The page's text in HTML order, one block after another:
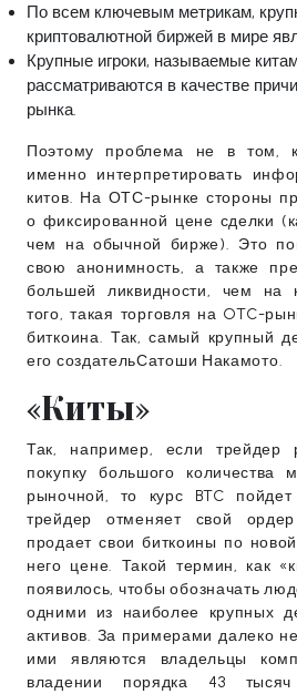
По всем ключевым метрикам,
криптовалютной биржей в мире
Крупные игроки, называемые
рассматриваются в качестве
рынка.
Поэтому проблема не в том,
именно интерпретировать
китов. На ОТС-рынке стороны
о фиксированной цене сделки
чем на обычной бирже). Это
свою анонимность, а также
большей ликвидности, чем на
того, такая торговля на OTC-
биткоина. Так, самый крупный
его создательСатоши Накамото.
«Киты»
Так, например, если трейдер
покупку большого
рыночной, то курс BTC
трейдер отменяет свой
продает свои биткоины по
него цене. Такой термин, как
появилось, чтобы обозначать
одними из наиболее крупных
активов. За примерами далеко не
ими являются владельцы
владении порядка 43